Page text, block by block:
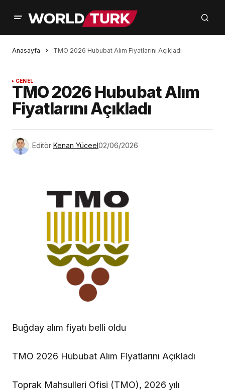
Anasayfa TMO 2026 Hububat Alım Fiyatlarını Açıkladı
GENEL
TMO 2026 Hububat Alım
Fiyatlarını Açıkladı
Editör Kenan Yüceel02/06/2026
Buğday alım fiyatı belli oldu
TMO 2026 Hububat Alım Fiyatlarını Açıkladı
Toprak Mahsulleri Ofisi (TMO), 2026 yılı